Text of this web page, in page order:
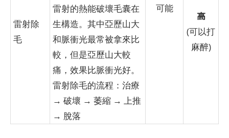
可能
雷射除
毛
雷射的熱能破壞毛囊在
生構造。其中亞歷山大
和脈衝光最常被拿來比
較，但是亞歷山大較
痛，效果比脈衝光好。
雷射除毛的流程：治療
→ 破壞 → 萎縮 → 上推
→ 脫落
高
(可以打
麻醉)